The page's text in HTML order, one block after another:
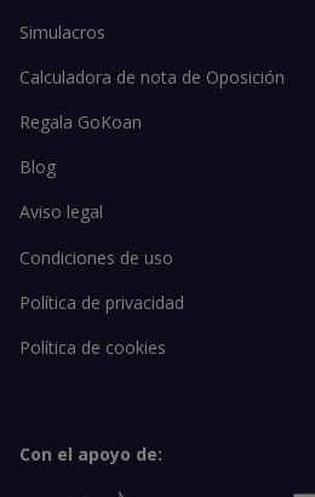
Simulacros
Calculadora de nota de Oposición
Regala GoKoan
Blog
Aviso legal
Condiciones de uso
Política de privacidad
Política de cookies
Con el apoyo de: